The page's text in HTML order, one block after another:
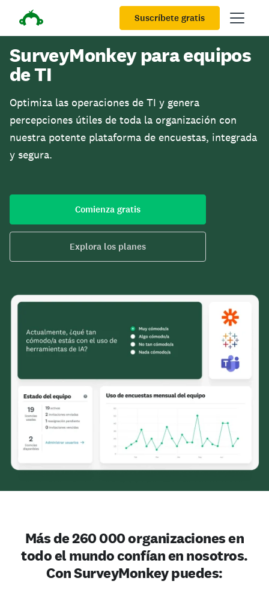
Suscríbete gratis
SurveyMonkey para equipos
de TI
Optimiza las operaciones de TI y genera
percepciones útiles de toda la organización con
nuestra potente plataforma de encuestas, integrada
y segura.
Comienza gratis
Explora los planes
Más de 260 000 organizaciones en
todo el mundo confían en nosotros.
Con SurveyMonkey puedes: